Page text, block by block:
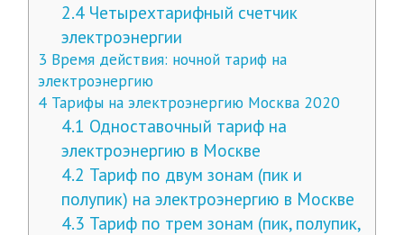
2.4 Четырехтарифный счетчик
электроэнергии
3 Время действия: ночной тариф на
электроэнергию
4Тарифы на электроэнергию Москва 2020
4.1 Одноставочный тариф на
электроэнергию в Москве
4.2 Тариф по двум зонам (пик и
полупик) на электроэнергию в Москве
4.3 Тариф по трем зонам (пик, полупик,